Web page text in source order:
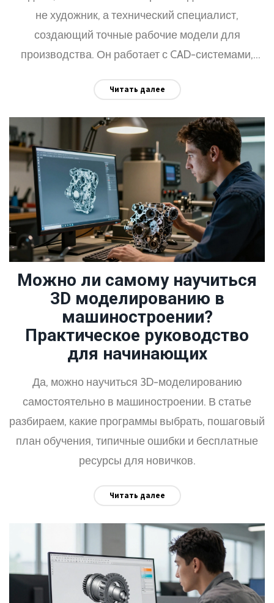
не художник, а технический специалист,
создающий точные рабочие модели для
производства. Он работает с CAD-системами,
обработки - его модель становится основой для
Читать далее
Можно ли самому научиться
3D моделированию в
машиностроении?
Практическое руководство
для начинающих
Да, можно научиться 3D-моделированию
самостоятельно в машиностроении. В статье
разбираем, какие программы выбрать, пошаговый
план обучения, типичные ошибки и бесплатные
ресурсы для новичков.
Читать далее